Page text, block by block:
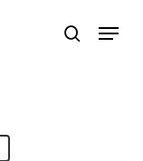
search
Menu